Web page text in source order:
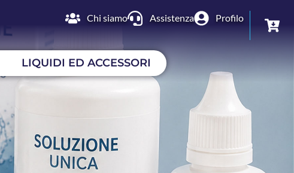
Chi siamo Assistenza Profilo
LIQUIDI ED ACCESSORI